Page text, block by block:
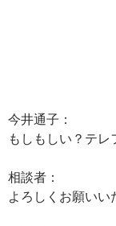
今井通子：
もしもしい？テレ
相談者：
よろしくお願いい